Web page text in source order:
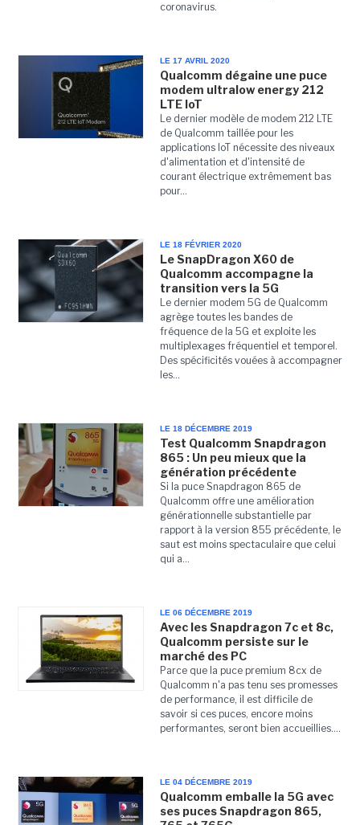
coronavirus.
LE 17 AVRIL 2020
Qualcomm dégaine une puce
modem ultralow energy 212
LTE IoT
Le dernier modèle de modem 212 LTE
de Qualcomm taillée pour les
applications IoT nécessite des niveaux
d'alimentation et d'intensité de
courant électrique extrêmement bas
pour...
LE 18 FÉVRIER 2020
Le SnapDragon X60 de
Qualcomm accompagne la
transition vers la 5G
Le dernier modem 5G de Qualcomm
agrège toutes les bandes de
fréquence de la 5G et exploite les
multiplexages fréquentiel et temporel.
Des spécificités vouées à accompagner
les...
LE 18 DÉCEMBRE 2019
Test Qualcomm Snapdragon
865 : Un peu mieux que la
génération précédente
Si la puce Snapdragon 865 de
Qualcomm offre une amélioration
générationnelle substantielle par
rapport à la version 855 précédente, le
saut est moins spectaculaire que celui
qui a...
LE 06 DÉCEMBRE 2019
Avec les Snapdragon 7c et 8c,
Qualcomm persiste sur le
marché des PC
Parce que la puce premium 8cx de
Qualcomm n'a pas tenu ses promesses
de performance, il est difficile de
savoir si ces puces, encore moins
performantes, seront bien accueillies....
LE 04 DÉCEMBRE 2019
Qualcomm emballe la 5G avec
ses puces Snapdragon 865,